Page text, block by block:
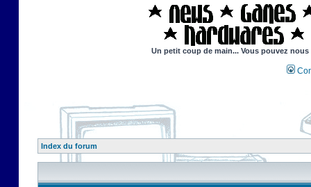
Un petit coup de main... Vous pouvez
Index du forum